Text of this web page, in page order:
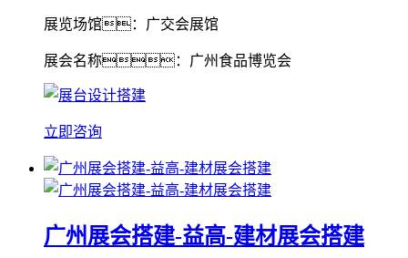
展览场馆：广交会展馆
展会名称：广州食品博览会
立即咨询
广州展会搭建-益高-建材展会搭建